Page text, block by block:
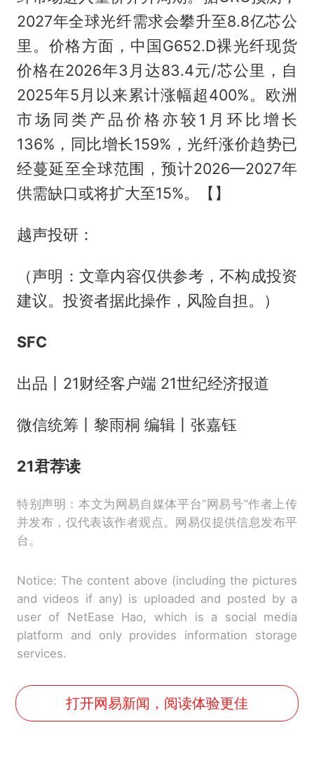
2027年全球光纤需求会攀升至8.8亿芯公
里。价格方面，中国G652.D裸光纤现货
价格在2026年3月达83.4元/芯公里，自
2025年5月以来累计涨幅超400%。欧洲
市场同类产品价格亦较1月环比增长
136%，同比增长159%，光纤涨价趋势已
经蔓延至全球范围，预计2026—2027年
供需缺口或将扩大至15%。【】
越声投研：
（声明：文章内容仅供参考，不构成投资
建议。投资者据此操作，风险自担。）
SFC
出品丨21财经客户端 21世纪经济报道
微信统筹丨黎雨桐 编辑丨张嘉钰
21君荐读
特别声明：本文为网易自媒体平台“网易号”作者上传
并发布，仅代表该作者观点。网易仅提供信息发布平
台。
Notice: The content above (including the pictures
and videos if any) is uploaded and posted by a
user of NetEase Hao, which is a social media
platform and only provides information storage
services.
打开网易新闻，阅读体验更佳